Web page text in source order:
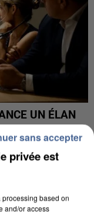
UN ÉLAN
privée est
based on
and/or access
sans accepter